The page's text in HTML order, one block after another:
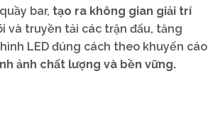
bar, tạo ra không gian giải trí
và truyền tải các trận đấu, tăng
LED đúng cách theo khuyến cáo
ảnh chất lượng và bền vững.